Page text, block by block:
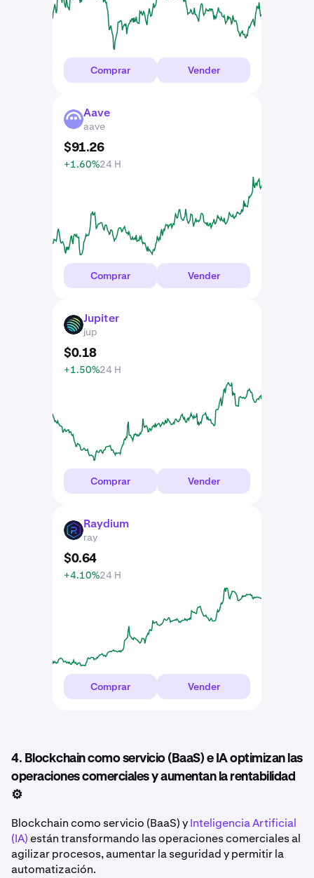
Comprar Vender
AAVE Aave
aave
$91.26
+1.60%24 H
Comprar Vender
JUP Jupiter
jup
$0.18
+1.50%24 H
Comprar Vender
RAY Raydium
ray
$0.64
+4.10%24 H
Comprar Vender
4. Blockchain como servicio (BaaS) e IA optimizan las
operaciones comerciales y aumentan la rentabilidad
⚙️
Blockchain como servicio (BaaS) yInteligencia Artificial
(IA)están transformando las operaciones comerciales al
agilizar procesos, aumentar la seguridad y permitir la
automatización.